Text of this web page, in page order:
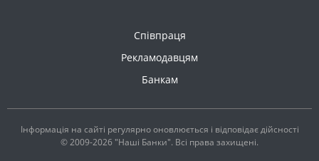
Співпраця
Рекламодавцям
Банкам
Інформація на сайті регулярно оновлюється і відповідає дійсності
© 2009-2026 "Наші Банки". Всі права захищені.